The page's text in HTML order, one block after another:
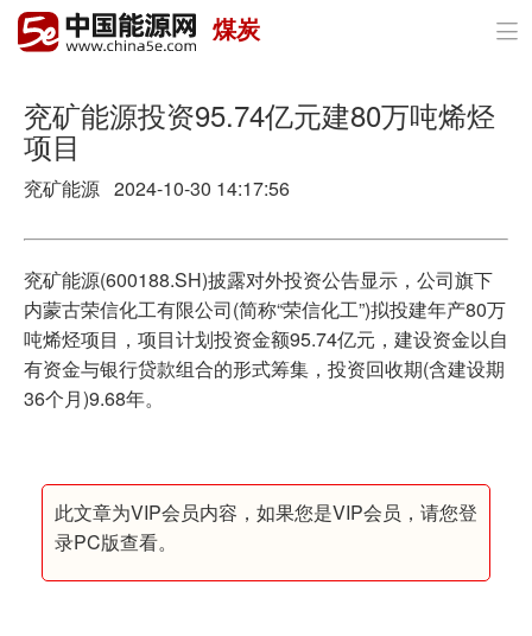
首页
政策与经济
电力
新能源
节能环保
煤炭 
兖矿能源投资95.74亿元建80万吨烯烃
项目
兖矿能源 2024-10-30 14:17:56
兖矿能源(600188.SH)披露对外投资公告显示，公司旗下
内蒙古荣信化工有限公司(简称“荣信化工”)拟投建年产80万
吨烯烃项目，项目计划投资金额95.74亿元，建设资金以自
有资金与银行贷款组合的形式筹集，投资回收期(含建设期
36个月)9.68年。
此文章为VIP会员内容，如果您是VIP会员，请您登
录PC版查看。